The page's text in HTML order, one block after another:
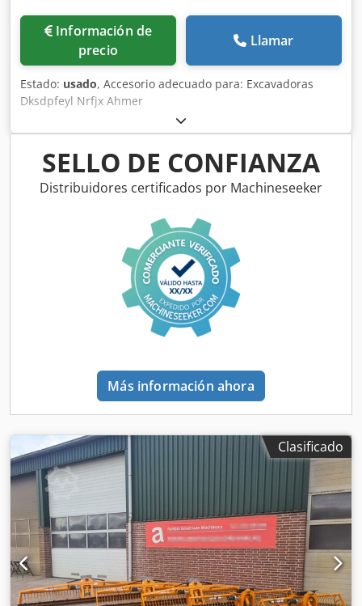
Información de
precio
Llamar
Estado: usado, Accesorio adecuado para: Excavadoras
Dksdpfeyl Nrfjx Ahmer
SELLO DE CONFIANZA
Distribuidores certificados por Machineseeker
Más información ahora
Clasificado